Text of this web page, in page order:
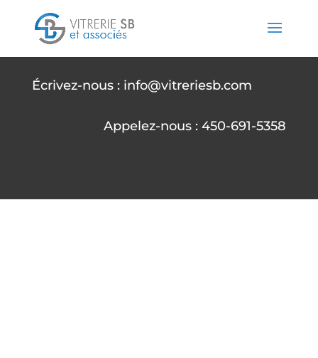
Écrivez-nous : info@vitreriesb.com
Appelez-nous : 450-691-5358